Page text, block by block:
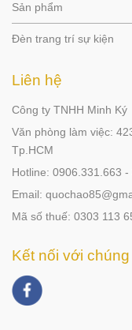
Sản phẩm
Đèn trang trí sự kiện
Liên hệ
Công ty TNHH Minh Ký
Văn phòng làm việc:
Tp.HCM
Hotline: 0906.331.663
Email:
Mã số thuế: 0303 113
Kết nối với chúng